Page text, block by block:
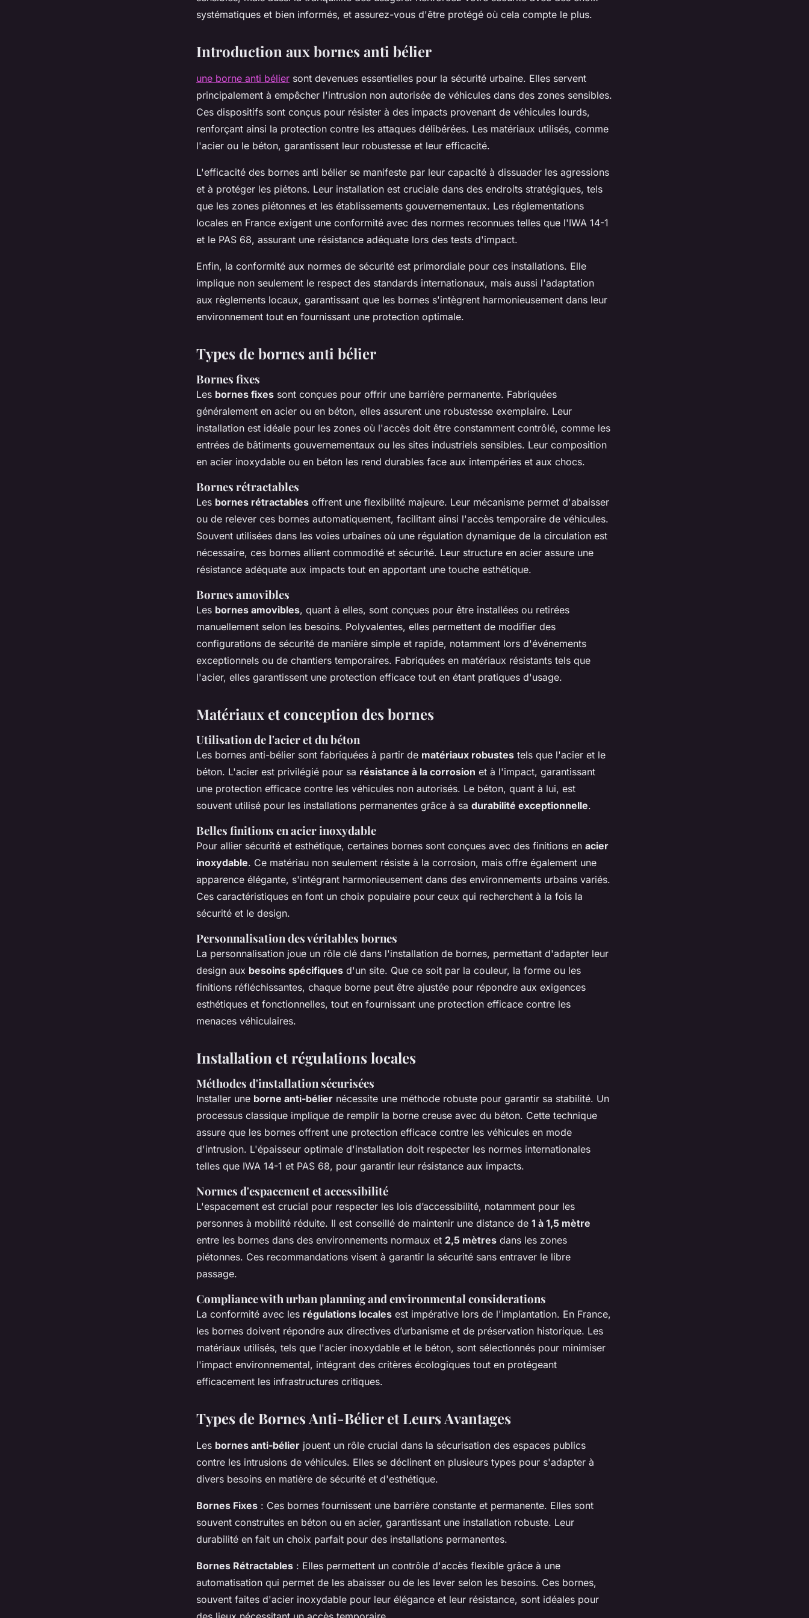
systématiques et bien informés, et assurez-vous d'être protégé où cela compte le plus.
Introduction aux bornes anti bélier
une borne anti bélier sont devenues essentielles pour la sécurité urbaine. Elles servent
principalement à empêcher l'intrusion non autorisée de véhicules dans des zones sensibles.
Ces dispositifs sont conçus pour résister à des impacts provenant de véhicules lourds,
renforçant ainsi la protection contre les attaques délibérées. Les matériaux utilisés, comme
l'acier ou le béton, garantissent leur robustesse et leur efficacité.
L'efficacité des bornes anti bélier se manifeste par leur capacité à dissuader les agressions
et à protéger les piétons. Leur installation est cruciale dans des endroits stratégiques, tels
que les zones piétonnes et les établissements gouvernementaux. Les réglementations
locales en France exigent une conformité avec des normes reconnues telles que l'IWA 14-1
et le PAS 68, assurant une résistance adéquate lors des tests d'impact.
Enfin, la conformité aux normes de sécurité est primordiale pour ces installations. Elle
implique non seulement le respect des standards internationaux, mais aussi l'adaptation
aux règlements locaux, garantissant que les bornes s'intègrent harmonieusement dans leur
environnement tout en fournissant une protection optimale.
Types de bornes anti bélier
Bornes fixes
Les bornes fixes sont conçues pour offrir une barrière permanente. Fabriquées
généralement en acier ou en béton, elles assurent une robustesse exemplaire. Leur
installation est idéale pour les zones où l'accès doit être constamment contrôlé, comme les
entrées de bâtiments gouvernementaux ou les sites industriels sensibles. Leur composition
en acier inoxydable ou en béton les rend durables face aux intempéries et aux chocs.
Bornes rétractables
Les bornes rétractables offrent une flexibilité majeure. Leur mécanisme permet d'abaisser
ou de relever ces bornes automatiquement, facilitant ainsi l'accès temporaire de véhicules.
Souvent utilisées dans les voies urbaines où une régulation dynamique de la circulation est
nécessaire, ces bornes allient commodité et sécurité. Leur structure en acier assure une
résistance adéquate aux impacts tout en apportant une touche esthétique.
Bornes amovibles
Les bornes amovibles, quant à elles, sont conçues pour être installées ou retirées
manuellement selon les besoins. Polyvalentes, elles permettent de modifier des
configurations de sécurité de manière simple et rapide, notamment lors d'événements
exceptionnels ou de chantiers temporaires. Fabriquées en matériaux résistants tels que
l'acier, elles garantissent une protection efficace tout en étant pratiques d'usage.
Matériaux et conception des bornes
Utilisation de l'acier et du béton
Les bornes anti-bélier sont fabriquées à partir de matériaux robustes tels que l'acier et le
béton. L'acier est privilégié pour sa résistance à la corrosion et à l'impact, garantissant
une protection efficace contre les véhicules non autorisés. Le béton, quant à lui, est
souvent utilisé pour les installations permanentes grâce à sa durabilité exceptionnelle.
Belles finitions en acier inoxydable
Pour allier sécurité et esthétique, certaines bornes sont conçues avec des finitions en acier
inoxydable. Ce matériau non seulement résiste à la corrosion, mais offre également une
apparence élégante, s'intégrant harmonieusement dans des environnements urbains variés.
Ces caractéristiques en font un choix populaire pour ceux qui recherchent à la fois la
sécurité et le design.
Personnalisation des véritables bornes
La personnalisation joue un rôle clé dans l'installation de bornes, permettant d'adapter leur
design aux besoins spécifiques d'un site. Que ce soit par la couleur, la forme ou les
finitions réfléchissantes, chaque borne peut être ajustée pour répondre aux exigences
esthétiques et fonctionnelles, tout en fournissant une protection efficace contre les
menaces véhiculaires.
Installation et régulations locales
Méthodes d'installation sécurisées
Installer une borne anti-bélier nécessite une méthode robuste pour garantir sa stabilité. Un
processus classique implique de remplir la borne creuse avec du béton. Cette technique
assure que les bornes offrent une protection efficace contre les véhicules en mode
d'intrusion. L'épaisseur optimale d'installation doit respecter les normes internationales
telles que IWA 14-1 et PAS 68, pour garantir leur résistance aux impacts.
Normes d'espacement et accessibilité
L'espacement est crucial pour respecter les lois d’accessibilité, notamment pour les
personnes à mobilité réduite. Il est conseillé de maintenir une distance de 1 à 1,5 mètre
entre les bornes dans des environnements normaux et 2,5 mètres dans les zones
piétonnes. Ces recommandations visent à garantir la sécurité sans entraver le libre
passage.
Compliance with urban planning and environmental considerations
La conformité avec les régulations locales est impérative lors de l'implantation. En France,
les bornes doivent répondre aux directives d’urbanisme et de préservation historique. Les
matériaux utilisés, tels que l'acier inoxydable et le béton, sont sélectionnés pour minimiser
l'impact environnemental, intégrant des critères écologiques tout en protégeant
efficacement les infrastructures critiques.
Types de Bornes Anti-Bélier et Leurs Avantages
Les bornes anti-bélier jouent un rôle crucial dans la sécurisation des espaces publics
contre les intrusions de véhicules. Elles se déclinent en plusieurs types pour s'adapter à
divers besoins en matière de sécurité et d'esthétique.
Bornes Fixes : Ces bornes fournissent une barrière constante et permanente. Elles sont
souvent construites en béton ou en acier, garantissant une installation robuste. Leur
durabilité en fait un choix parfait pour des installations permanentes.
Bornes Rétractables : Elles permettent un contrôle d'accès flexible grâce à une
automatisation qui permet de les abaisser ou de les lever selon les besoins. Ces bornes,
souvent faites d'acier inoxydable pour leur élégance et leur résistance, sont idéales pour